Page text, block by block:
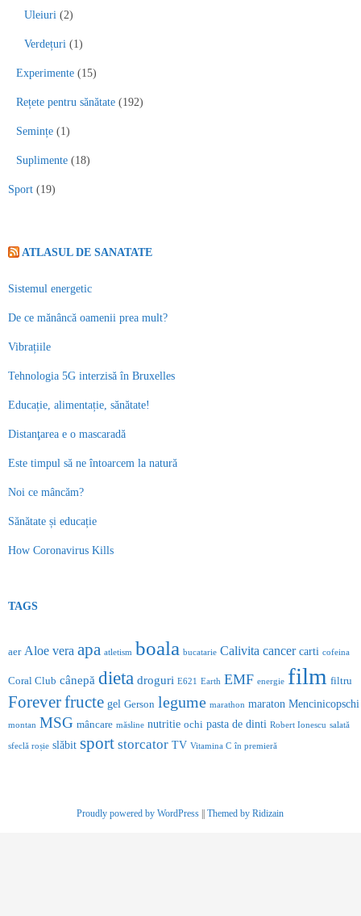
Uleiuri (2)
Verdețuri (1)
Experimente (15)
Rețete pentru sănătate (192)
Semințe (1)
Suplimente (18)
Sport (19)
ATLASUL DE SANATATE
Sistemul energetic
De ce mănâncă oamenii prea mult?
Vibrațiile
Tehnologia 5G interzisă în Bruxelles
Educație, alimentație, sănătate!
Distanţarea e o mascaradă
Este timpul să ne întoarcem la natură
Noi ce mâncăm?
Sănătate și educație
How Coronavirus Kills
TAGS
aer Aloe vera apa atletism boala bucatarie Calivita cancer carti cofeina
Coral Club cânepă dieta droguri E621 Earth EMF energie film filtru
Foreverfructe gel Gerson legume marathon maraton Mencinicopschi
montan MSG mâncare măsline nutritie ochi pasta de dinti Robert Ionescu salată
sfeclă roșie slăbit sport storcator TV Vitamina C în premieră
Proudly powered by WordPress ||Themed by Ridizain